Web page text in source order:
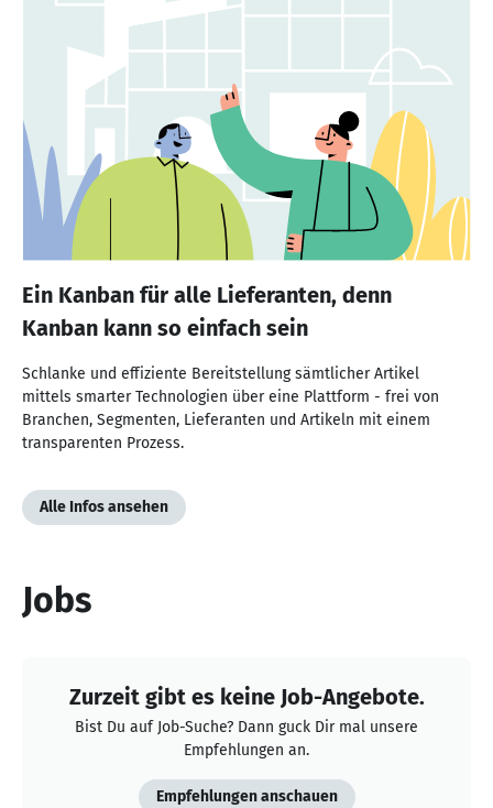
Ein Kanban für alle Lieferanten, denn
Kanban kann so einfach sein
Schlanke und effiziente Bereitstellung sämtlicher Artikel
mittels smarter Technologien über eine Plattform - frei von
Branchen, Segmenten, Lieferanten und Artikeln mit einem
transparenten Prozess.
Alle Infos ansehen
Jobs
Zurzeit gibt es keine Job-Angebote.
Bist Du auf Job-Suche? Dann guck Dir mal unsere
Empfehlungen an.
Empfehlungen anschauen